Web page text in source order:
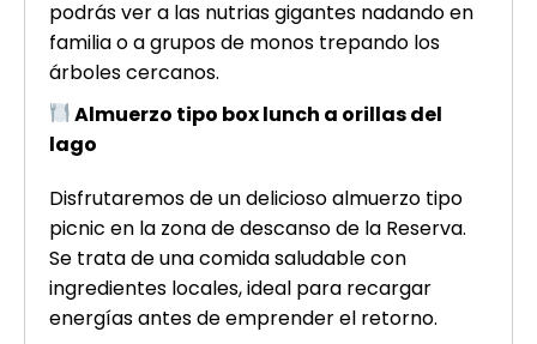
podrás ver a las nutrias gigantes nadando en
familia o a grupos de monos trepando los
árboles cercanos.
Almuerzo tipo box lunch a orillas del
lago
Disfrutaremos de un delicioso almuerzo tipo
picnic en la zona de descanso de la Reserva.
Se trata de una comida saludable con
ingredientes locales, ideal para recargar
energías antes de emprender el retorno.